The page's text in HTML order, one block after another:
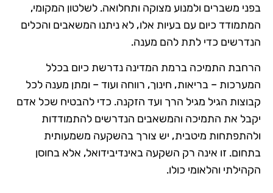
בפני משברים ולמנוע מצוקה ותחלואה. לשלטון המקומי,
המתמודד כיום עם בעיות אלו, לא ניתנו המשאבים והכלים
הנדרשים כדי לתת להם מענה.
הרחבת התמיכה ברמת המדינה נדרשת כיום בכלל
המערכות – בריאות, חינוך, רווחה ועוד – ומתן מענה לכל
קבוצות הגיל מגיל הרך ועד הזקנה. כדי להבטיח שכל אדם
יקבל את התמיכה והמשאבים הנדרשים להתמודדות
ולהתפתחות מיטבית, יש צורך בהשקעה משמעותית
בתחום. זו אינה רק השקעה באינדיבידואל, אלא בחוסן
הקהילתי והלאומי כולו.